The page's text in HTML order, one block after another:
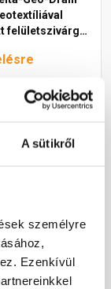
A sütikről
személyre
Ezenkívül
felületszivárgó
/ m2